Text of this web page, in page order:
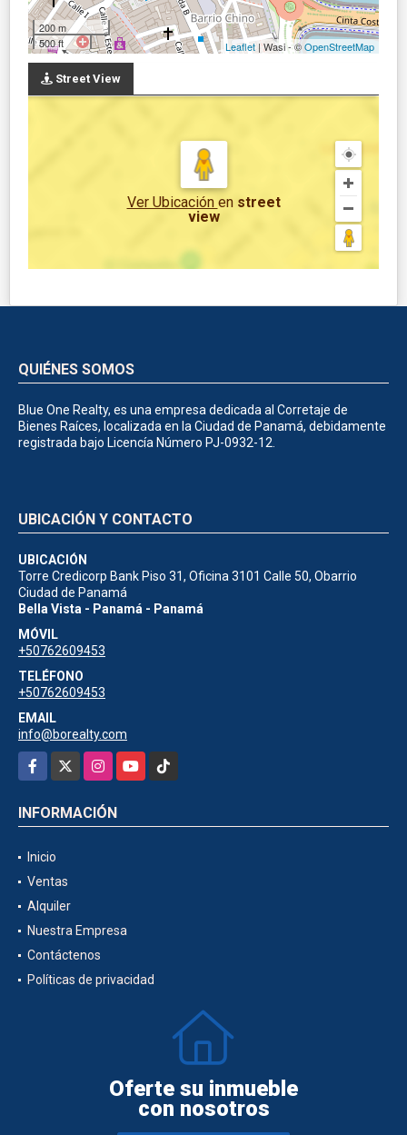
200 m
500 ft
Leaflet | Wasi - ©OpenStreetMap
Street View
Ver Ubicación en street
view
QUIÉNES SOMOS
Blue One Realty, es una empresa dedicada al Corretaje de
Bienes Raíces, localizada en la Ciudad de Panamá, debidamente
registrada bajo Licencía Número PJ-0932-12.
UBICACIÓN Y CONTACTO
UBICACIÓN
Torre Credicorp Bank Piso 31, Oficina 3101 Calle 50, Obarrio
Ciudad de Panamá
Bella Vista - Panamá - Panamá
MÓVIL
+50762609453
TELÉFONO
+50762609453
EMAIL
info@borealty.com
Facebook
InstagramYouTubeTikTok
INFORMACIÓN
Inicio
Ventas
Alquiler
Nuestra Empresa
Contáctenos
Políticas de privacidad
Oferte su inmueble
con nosotros